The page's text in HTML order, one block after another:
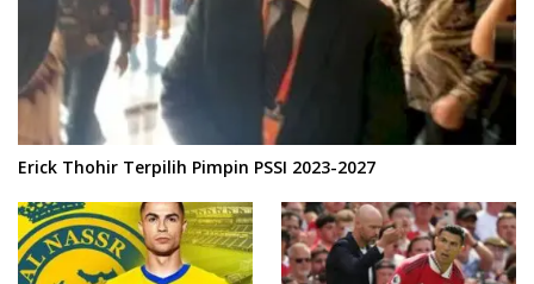
Erick Thohir Terpilih Pimpin PSSI 2023-2027